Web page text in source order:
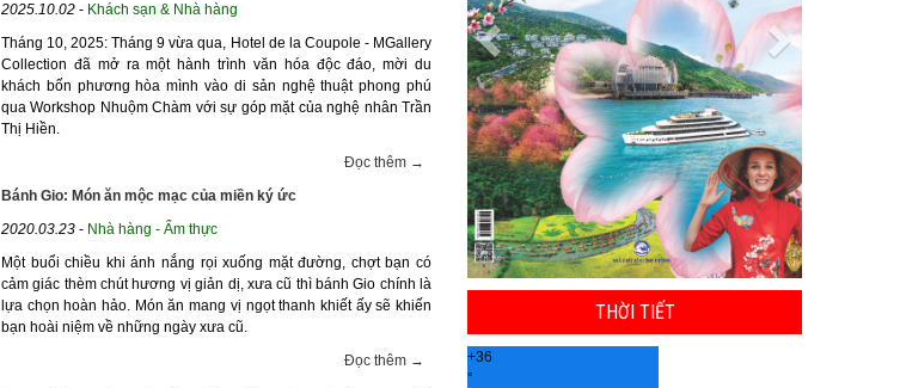
2025.10.02 - Khách sạn & Nhà hàng
Tháng 10, 2025: Tháng 9 vừa qua, Hotel de la Coupole - MGallery
Collection đã mở ra một hành trình văn hóa độc đáo, mời du
khách bốn phương hòa mình vào di sản nghệ thuật phong phú
qua Workshop Nhuộm Chàm với sự góp mặt của nghệ nhân Trần
Thị Hiền.
Đọc thêm →
Bánh Gio: Món ăn mộc mạc của miền ký ức
2020.03.23 - Nhà hàng - Ẩm thực
Một buổi chiều khi ánh nắng rọi xuống mặt đường, chợt bạn có
cảm giác thèm chút hương vị giản dị, xưa cũ thì bánh Gio chính là
lựa chọn hoàn hảo. Món ăn mang vị ngọt thanh khiết ấy sẽ khiến
bạn hoài niệm về những ngày xưa cũ.
Đọc thêm →
THỜI TIẾT
+36
°